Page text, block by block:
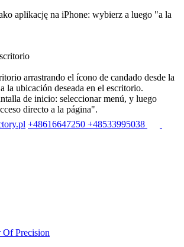
aplikację na iPhone: wybierz a luego "a la
arrastrando el ícono de candado desde la
la ubicación deseada en el escritorio.
de inicio: seleccionar menú, y luego
directo a la página".
+48616647250 +48533995038